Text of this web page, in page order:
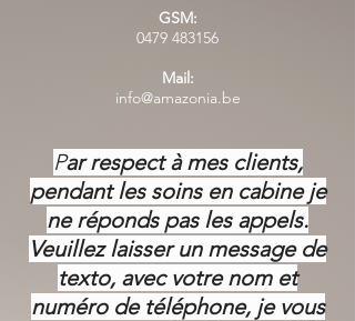
GSM:
0479 483156
Mail:
info@amazonia.be
Par respect à mes clients,
pendant les soins en cabine je
ne réponds pas les appels.
Veuillez laisser un message de
texto, avec votre nom et
numéro de téléphone, je vous